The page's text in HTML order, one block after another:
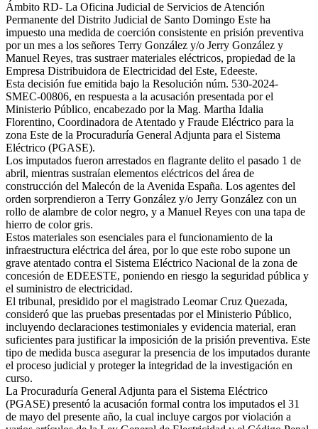
Ámbito RD- La Oficina Judicial de Servicios de Atención
Permanente del Distrito Judicial de Santo Domingo Este ha
impuesto una medida de coerción consistente en prisión preventiva
por un mes a los señores Terry González y/o Jerry González y
Manuel Reyes, tras sustraer materiales eléctricos, propiedad de la
Empresa Distribuidora de Electricidad del Este, Edeeste.
Esta decisión fue emitida bajo la Resolución núm. 530-2024-
SMEC-00806, en respuesta a la acusación presentada por el
Ministerio Público, encabezado por la Mag. Martha Idalia
Florentino, Coordinadora de Atentado y Fraude Eléctrico para la
zona Este de la Procuraduría General Adjunta para el Sistema
Eléctrico (PGASE).
Los imputados fueron arrestados en flagrante delito el pasado 1 de
abril, mientras sustraían elementos eléctricos del área de
construcción del Malecón de la Avenida España. Los agentes del
orden sorprendieron a Terry González y/o Jerry González con un
rollo de alambre de color negro, y a Manuel Reyes con una tapa de
hierro de color gris.
Estos materiales son esenciales para el funcionamiento de la
infraestructura eléctrica del área, por lo que este robo supone un
grave atentado contra el Sistema Eléctrico Nacional de la zona de
concesión de EDEESTE, poniendo en riesgo la seguridad pública y
el suministro de electricidad.
El tribunal, presidido por el magistrado Leomar Cruz Quezada,
consideró que las pruebas presentadas por el Ministerio Público,
incluyendo declaraciones testimoniales y evidencia material, eran
suficientes para justificar la imposición de la prisión preventiva. Este
tipo de medida busca asegurar la presencia de los imputados durante
el proceso judicial y proteger la integridad de la investigación en
curso.
La Procuraduría General Adjunta para el Sistema Eléctrico
(PGASE) presentó la acusación formal contra los imputados el 31
de mayo del presente año, la cual incluye cargos por violación a